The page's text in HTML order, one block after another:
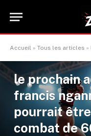
Accueil » Tous les articles »
le prochain
francis
pourrait
combat de